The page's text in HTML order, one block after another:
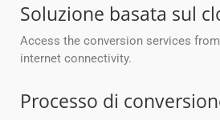
Soluzione basata sul
Access the conversion services
internet connectivity.
Processo di